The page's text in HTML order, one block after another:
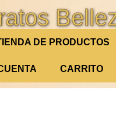
DE PRODUCTOS
CARRITO